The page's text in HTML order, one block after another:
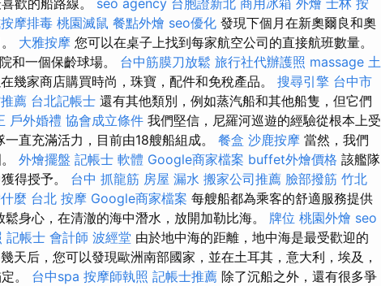
摩排毒 桃園滅鼠 餐點外燴 seo優化 發現下個月在新奧爾良和奧
大雅按摩 您可以在桌子上找到每家航空公司的直接航班數量。
和一個保齡球場。 台中筋膜刀放鬆 旅行社代辦護照 massage 土
幾家商店購買時尚，珠寶，配件和免稅產品。 搜尋引擎 台中市
薦 台北記帳士 還有其他類別，例如蒸汽船和其他船隻，但它們
戶外婚禮 協會成立條件 我們堅信，尼羅河巡遊的經驗從根本上受
直充滿活力，目前由18艘船組成。 餐盒 沙鹿按摩 當然，我們
外燴擺盤 記帳士 軟體 Google商家檔案 buffet外燴價格 該艦隊
得授予。 台中 抓龍筋 房屋 漏水 搬家公司推薦 臉部撥筋 竹北
麼 台北 按摩 Google商家檔案 每艘船都為乘客的舒適服務提供
身心，在清澈的海中潛水，放開加勒比海。 牌位 桃園外燴 seo
記帳士 會計師 波經堂 由於地中海的距離，地中海是最受歡迎的
幾天后，您可以發現歐洲南部國家，並在土耳其，意大利，埃及，
。 台中spa 按摩師執照 記帳士推薦 除了沉船之外，還有很多爭